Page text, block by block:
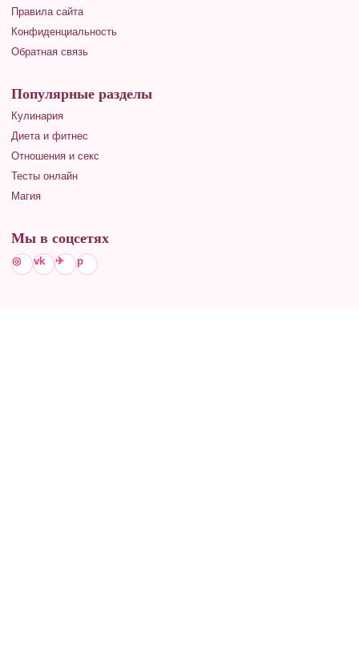
Правила сайта
Конфиденциальность
Обратная связь
Популярные разделы
Кулинария
Диета и фитнес
Отношения и секс
Тесты онлайн
Магия
Мы в соцсетях
◎ vk ✈ p